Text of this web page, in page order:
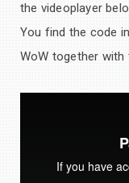
the videoplayer
You find the code
WoW together with